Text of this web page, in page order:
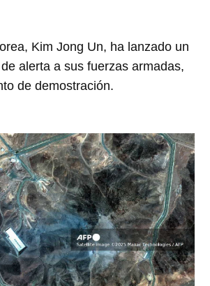
Kim Jong Un, ha lanzado un
alerta a sus fuerzas armadas,
de demostración.